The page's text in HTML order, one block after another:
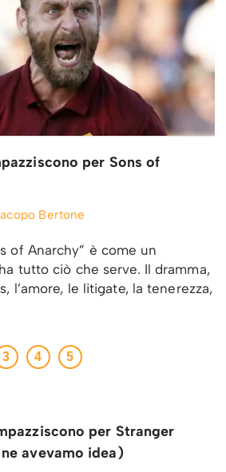
per Sons of
Bertone
of Anarchy” è come un
tutto ciò che serve. Il dramma,
l’amore, le litigate, la tenerezza,
3 4 5
per Stranger
avevamo idea)